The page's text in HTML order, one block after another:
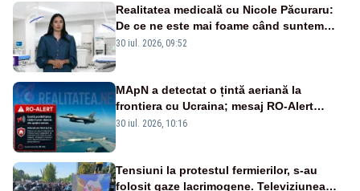
Realitatea medicală cu Nicole Păcuraru:
De ce ne este mai foame când suntem
obosiți?
30 iul. 2026, 09:52
MApN a detectat o țintă aeriană la
frontiera cu Ucraina; mesaj RO-Alert
transmis în județul Tulcea
30 iul. 2026, 10:16
Tensiuni la protestul fermierilor, s-au
folosit gaze lacrimogene. Televiziunea